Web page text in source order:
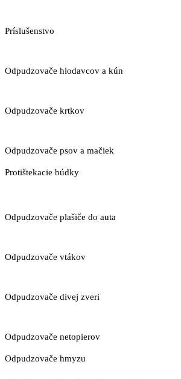
Príslušenstvo
Odpudzovače hlodavcov a kún
Odpudzovače krtkov
Odpudzovače psov a mačiek
Protištekacie búdky
Odpudzovače plašiče do auta
Odpudzovače vtákov
Odpudzovače divej zveri
Odpudzovače netopierov
Odpudzovače hmyzu